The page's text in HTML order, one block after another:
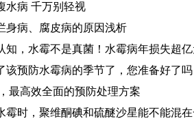
水病 千万别轻视
身病、腐皮病的原因浅析
知，水霉不是真菌！水霉病年损失超
该预防水霉病的季节了，您准备好了吗
最高效全面的预防处理方案
霉时，聚维酮碘和硫醚沙星能不能混在